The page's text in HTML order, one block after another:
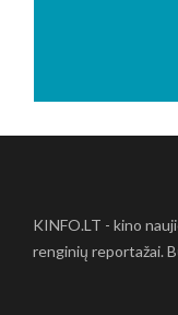
KINFO.LT - kino
renginių reportažai.